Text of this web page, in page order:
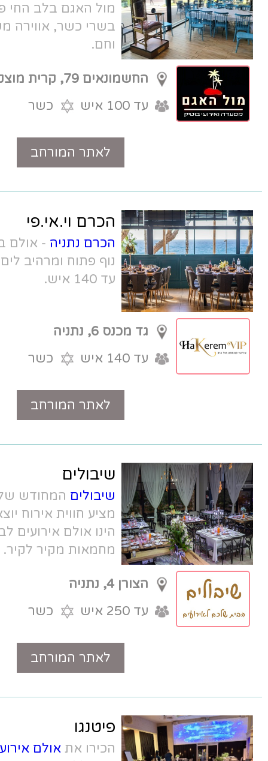
מול האגם בלב החי פארק, עם מטבח
בשרי כשר, אווירה משגעת ושירות לבבי
וחם.
החשמונאים 79, קרית מוצקין
כשר
טלפון
הכרם וי.אי.פי
הכרם נתניה- אולם בוטיק על הטיילת עם
נוף פתוח ומרהיב לים, לאירועים קטנים
עד 140 איש.
עד 140 איש
כשר
טלפון
שיבולים
שיבולים המחודש של השף אבי כהן
מציע חווית אירוח יוצאת דופן. שיבולים
הינו אולם אירועים לברית בנתניה הסוחט
מחמאות מקיר לקיר. מקום לאירועי
בריתות בנתניה עם קולינריה חסרת
פשרות.הצורן 4, נתניה
כשר
טלפון
פיטנגו
הכירו אתאולם אירועים פיטנגו בנתניה